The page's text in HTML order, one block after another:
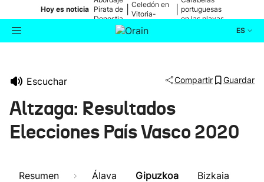
Hoy es noticia Pirata de
Donostia
Celedón en
Vitoria-
portuguesas
en las playas
ES
Cultura
Escuchar Compartir Guardar
Altzaga: Resultados
Elecciones País Vasco 2020
Resumen Álava Gipuzkoa Bizkaia